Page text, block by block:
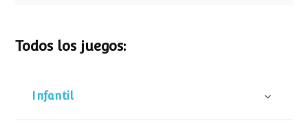
Todos los juegos:
Infantil